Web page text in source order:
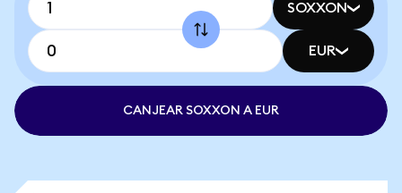
SOXXON
EUR
CANJEAR SOXXON A EUR